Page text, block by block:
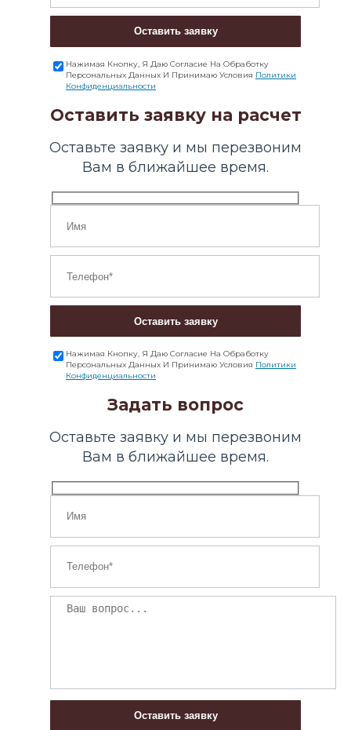
Оставить заявку
Нажимая Кнопку, Я Даю Согласие На Обработку
Персональных Данных И Принимаю Условия Политики
Конфиденциальности
Оставить заявку на расчет
Оставьте заявку и мы перезвоним
Вам в ближайшее время.
Оставить заявку
Нажимая Кнопку, Я Даю Согласие На Обработку
Персональных Данных И Принимаю Условия Политики
Конфиденциальности
Задать вопрос
Оставьте заявку и мы перезвоним
Вам в ближайшее время.
Оставить заявку